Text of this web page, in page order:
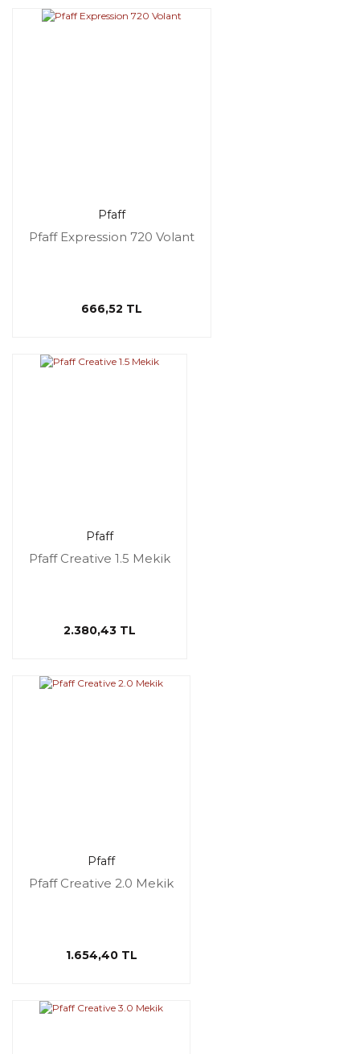
Pfaff
Pfaff Expression 720 Volant
666,52 TL
Pfaff
Pfaff Creative 1.5 Mekik
2.380,43 TL
Pfaff
Pfaff Creative 2.0 Mekik
1.654,40 TL